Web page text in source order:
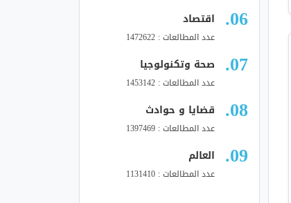
اقتصاد
عدد المطالعات : 1472622
صحة وتكنولوجيا
عدد المطالعات : 1453142
قضايا و حوادث
عدد المطالعات : 1397469
العالم
عدد المطالعات : 1131410